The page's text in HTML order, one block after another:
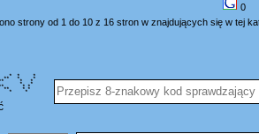
0
strony od 1 do 10 z 16 stron w znajdujących się w tej
* * * * *
* *
* *
** * *
* *
* *
* * *